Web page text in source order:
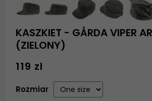
KASZKIET - GÅRDA VIPER
(ZIELONY)
119 zl
Rozmiar